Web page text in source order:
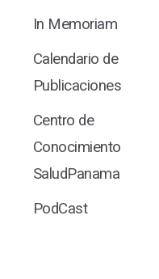
In Memoriam
Calendario de
Publicaciones
Centro de
Conocimiento
SaludPanama
PodCast